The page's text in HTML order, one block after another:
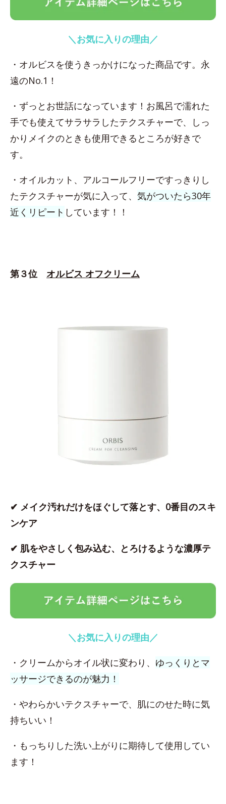
＼お気に入りの理由／
・オルビスを使うきっかけになった商品です。永
遠のNo.1！
・ずっとお世話になっています！お風呂で濡れた
手でも使えてサラサラしたテクスチャーで、しっ
かりメイクのときも使用できるところが好きで
す。
・オイルカット、アルコールフリーですっきりし
たテクスチャーが気に入って、 気がついたら30年
近くリピート しています！！
第３位 オルビス オフクリーム
✔ メイク汚れだけをほぐして落とす、0番目のスキ
ンケア
✔ 肌をやさしく包み込む、とろけるような濃厚テ
クスチャー
＼お気に入りの理由／
・クリームからオイル状に変わり、 ゆっくりとマ
ッサージできるのが魅力！
・やわらかいテクスチャーで、肌にのせた時に気
持ちいい！
・もっちりした洗い上がりに期待して使用してい
ます！